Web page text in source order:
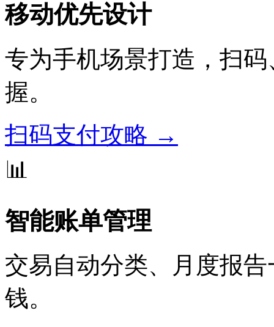
移动优先设计
专为手机场景打造，扫码
握。
扫码支付攻略 →
📊
智能账单管理
交易自动分类、月度报
钱。